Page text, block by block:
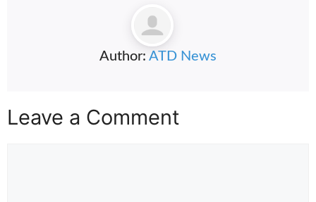
Author: ATD News
Leave a Comment